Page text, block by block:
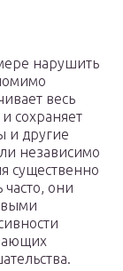
нарушить
весь
сохраняет
и другие
независимо
существенно
они